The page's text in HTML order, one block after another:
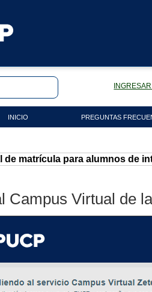
INICIO PREGUNTAS
matrícula para alumnos de
Campus Virtual de